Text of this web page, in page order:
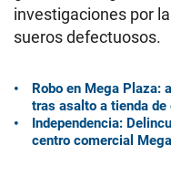
investigaciones por
sueros defectuosos.
Robo en Mega Plaza:
tras asalto a tienda de
Independencia:
centro comercial